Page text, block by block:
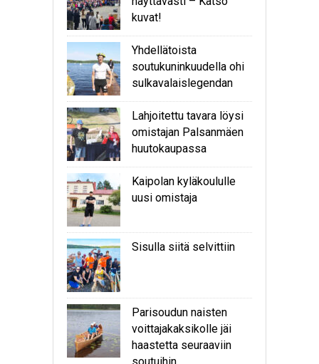
kuvat!
Yhdellätoista
soutukuninkuudella ohi
sulkavalaislegendan
Lahjoitettu tavara löysi
omistajan Palsanmäen
huutokaupassa
Kaipolan kyläkoululle
uusi omistaja
Sisulla siitä selvittiin
Parisoudun naisten
voittajakaksikolle jäi
haastetta seuraaviin